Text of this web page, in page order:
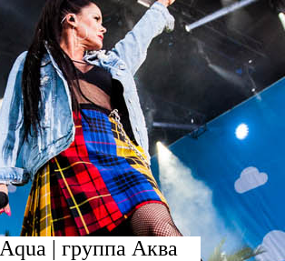
Aqua | группа Аква